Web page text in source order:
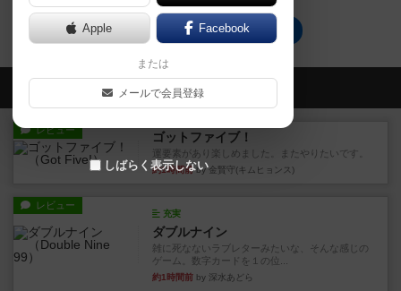
ビッグコイン作戦のトップに戻る
会員の新しい投稿
レビュー ゴットファイブ！
運要素があり楽しめました。またやりたいです。
約1時間前by 金賢守(キムヒョンス)
レビュー
充実
ダブルナイン
雑に死なないラブレターみたいな、そんな感じの
ゲーム。数字カードを１の位...
約1時間前 by 深水あどら
Apple Facebook
または
メールで会員登録
しばらく表示しない